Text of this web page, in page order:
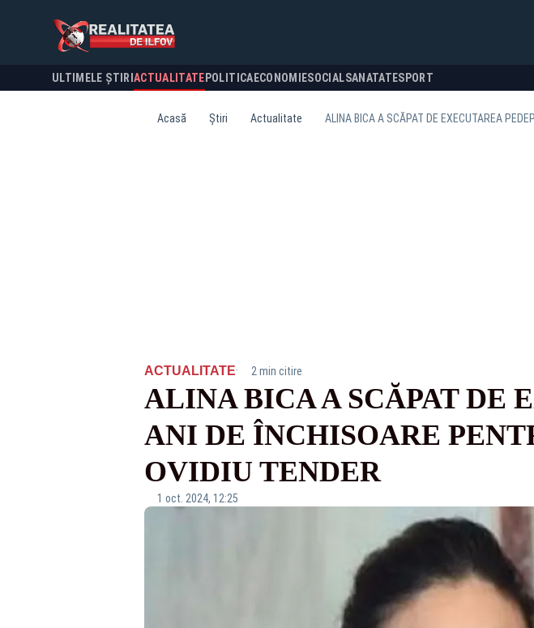
ULTIMELE ȘTIRI ACTUALITATE POLITICA ECONOMIESOCIALSANATATESPORT
Acasă Știri Actualitate ALINA BICA A SCĂPAT DE EXECUTAREA
ACTUALITATE· 2 min citire
ALINA BICA A SCĂPAT DE
ANI DE ÎNCHISOARE
OVIDIU TENDER
1 oct. 2024, 12:25